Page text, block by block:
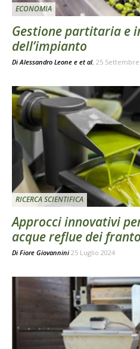
ECONOMIA
Gestione partitaria e
dell’impianto
DiAlessandro Leone e et al. 25 Settembre
RICERCA SCIENTIFICA
Approcci innovativi
acque reflue dei
Di Fiore Giovannini 25 Luglio 2024